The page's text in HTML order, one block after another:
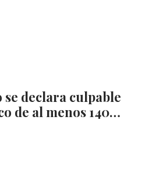
declara culpable
de al menos 140…